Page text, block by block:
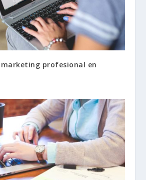
marketing profesional en